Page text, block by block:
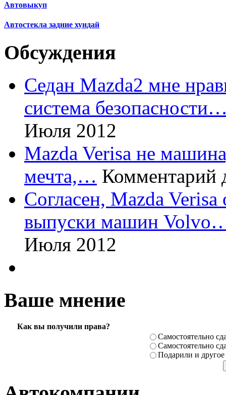
Автовыкуп
Автостекла задние хундай
Обсуждения
Седан Mazda2 мне
система
Июля 2012
Mazda Verisa не
мечта,… Комментарий
Согласен, Mazda
выпуски машин
Июля 2012
Ваше мнение
Как вы получили права?
Самостоя­тельно
Самостоя­тельно
Подарили­ и другое